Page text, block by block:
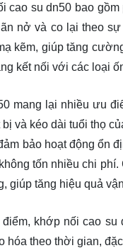
cao su dn50 bao
nở và co lại theo
kẽm, giúp tăng
kết nối với các loại
mang lại nhiều ưu
và kéo dài tuổi thọ
bảo hoạt động ổn
tốn nhiều chi
giúp tăng hiệu quả
khớp nối cao
hóa theo thời gian,